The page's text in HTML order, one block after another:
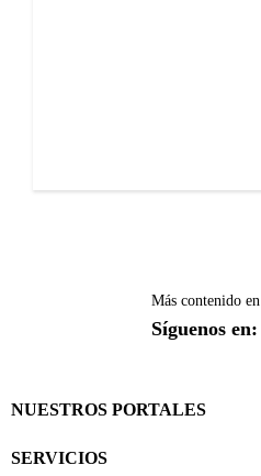
Más contenido en
Síguenos en:
NUESTROS PORTALES
SERVICIOS